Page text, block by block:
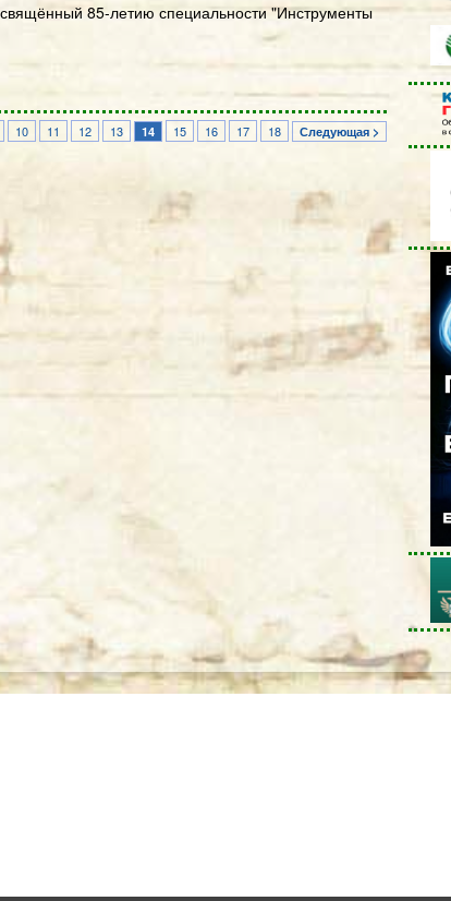
85-летию специальности "Инструменты
10 11 12 13 14 15 16 17 18 Следующая >